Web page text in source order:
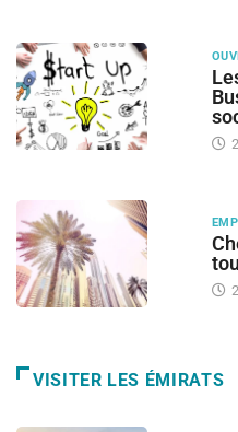
VISITER LES ÉMIRATS